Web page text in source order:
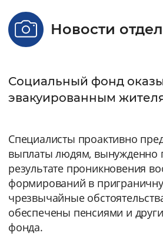
Стандартный
Без засечек
Нормальный
Цвет
Монохромный
Синий
Новости
Социальный фонд
эвакуированным
Специалисты проактивно
выплаты людям, вынужденно
результате проникновения
формирований в
чрезвычайные
обеспечены пенсиями и
фонда.